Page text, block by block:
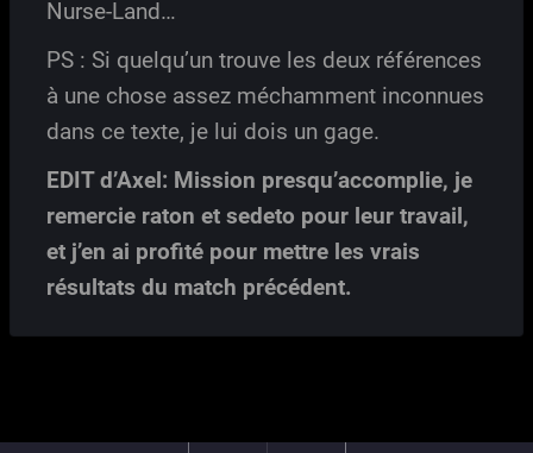
Nurse-Land…
PS : Si quelqu’un trouve les deux références
à une chose assez méchamment inconnues
dans ce texte, je lui dois un gage.
EDIT d’Axel: Mission presqu’accomplie, je
remercie raton et sedeto pour leur travail,
et j’en ai profité pour mettre les vrais
résultats du match précédent.